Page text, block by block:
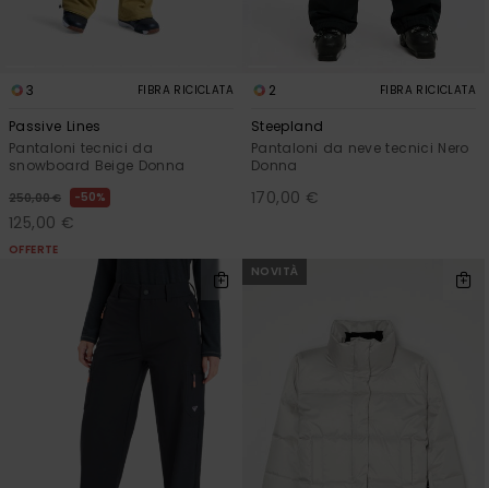
3 FIBRA RICICLATA
Passive Lines
Pantaloni tecnici da
snowboard Beige Donna
250,00 € 50%
125,00 €
OFFERTE
2 FIBRA RICICLATA
Steepland
Pantaloni da neve tecnici Nero
Donna
170,00 €
NOVITÀ